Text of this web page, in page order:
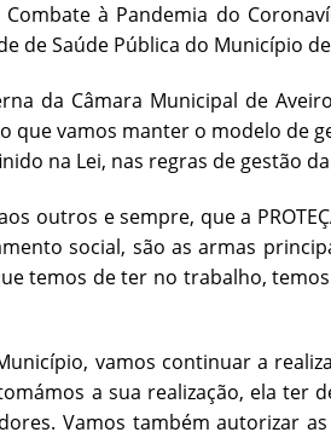
à Pandemia do
de Saúde Pública do Município
da Câmara Municipal de
que vamos manter o modelo de
na Lei, nas regras de gestão
outros e sempre, que a
social, são as armas
temos de ter no trabalho,
vamos continuar a
a sua realização, ela
Vamos também autorizar